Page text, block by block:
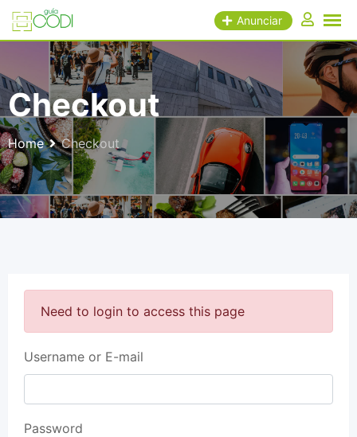
Skip
Anunciar
Checkout
Home Checkout
Need to login to access this page
Username or E-mail
Password